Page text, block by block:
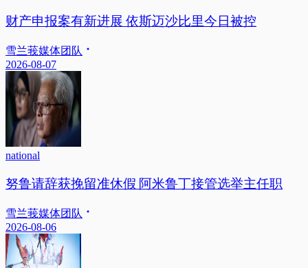
财产申报案有新进展 依斯迈沙比里今日被控
雪兰莪媒体团队
2026-08-07
national
努鲁请辞获挽留准休假 阿米鲁丁接管选举主任职
雪兰莪媒体团队
2026-08-06